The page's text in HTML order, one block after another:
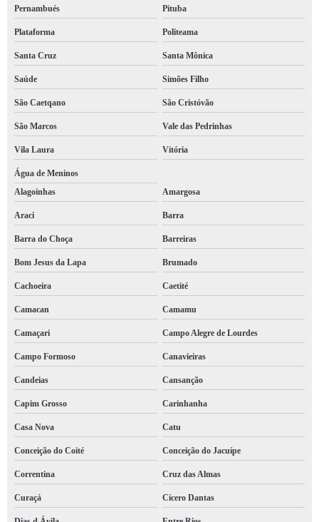
Pernambués Pituba
Plataforma Politeama
Santa Cruz Santa Mônica
Saúde Simões Filho
São Caetqano São Cristóvão
São Marcos Vale das Pedrinhas
Vila Laura Vitória
Água de Meninos
Alagoinhas
Amargosa
Araci Barra
Barra do Choça Barreiras
Bom Jesus da Lapa Brumado
Cachoeira Caetité
Camacan Camamu
Camaçari Campo Alegre de Lourdes
Campo Formoso Canavieiras
Candeias Cansanção
Capim Grosso Carinhanha
Casa Nova Catu
Conceição do Coité Conceição do Jacuípe
Correntina Cruz das Almas
Curaçá Cícero Dantas